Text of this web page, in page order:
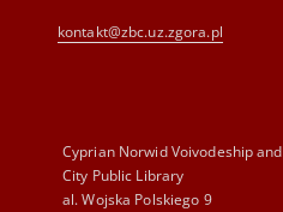
kontakt@zbc.uz.zgora.pl
Cyprian Norwid Voivodeship and
City Public Library
al. Wojska Polskiego 9